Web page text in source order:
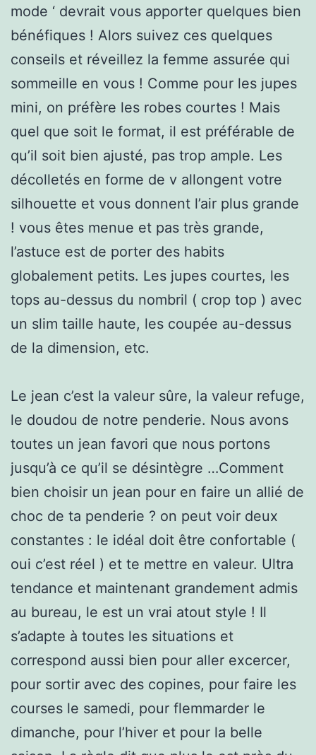
mode ‘ devrait vous apporter quelques bien
bénéfiques ! Alors suivez ces quelques
conseils et réveillez la femme assurée qui
sommeille en vous ! Comme pour les jupes
mini, on préfère les robes courtes ! Mais
quel que soit le format, il est préférable de
qu’il soit bien ajusté, pas trop ample. Les
décolletés en forme de v allongent votre
silhouette et vous donnent l’air plus grande
! vous êtes menue et pas très grande,
l’astuce est de porter des habits
globalement petits. Les jupes courtes, les
tops au-dessus du nombril ( crop top ) avec
un slim taille haute, les coupée au-dessus
de la dimension, etc.
Le jean c’est la valeur sûre, la valeur refuge,
le doudou de notre penderie. Nous avons
toutes un jean favori que nous portons
jusqu’à ce qu’il se désintègre …Comment
bien choisir un jean pour en faire un allié de
choc de ta penderie ? on peut voir deux
constantes : le idéal doit être confortable (
oui c’est réel ) et te mettre en valeur. Ultra
tendance et maintenant grandement admis
au bureau, le est un vrai atout style ! Il
s’adapte à toutes les situations et
correspond aussi bien pour aller excercer,
pour sortir avec des copines, pour faire les
courses le samedi, pour flemmarder le
dimanche, pour l’hiver et pour la belle